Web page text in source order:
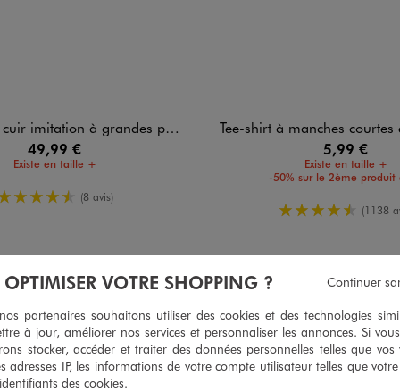
à grandes poches plaquées homme
49,99 €
Existe en taille +
4.5/5 de moyenne
(8 avis)
Tee-shirt à manches courtes et col
5,99 €
Existe en taille +
-50% sur le 2ème produit
4.5/5 de(1138
Avis vérifié et récompensé
Agréable à porter
Avis du04/08/2026 , suite à une expérience du22/07/2026 parVirginie
OPTIMISER VOTRE SHOPPING ?
partenaires souhaitons utiliser des cookies et des technologies
à jour, améliorer nos services et personnaliser les annonces. Si
stocker, accéder et traiter des données personnelles telles que vos
adresses IP, les informations de votre compte utilisateur telles que
des cookies.
Continuer